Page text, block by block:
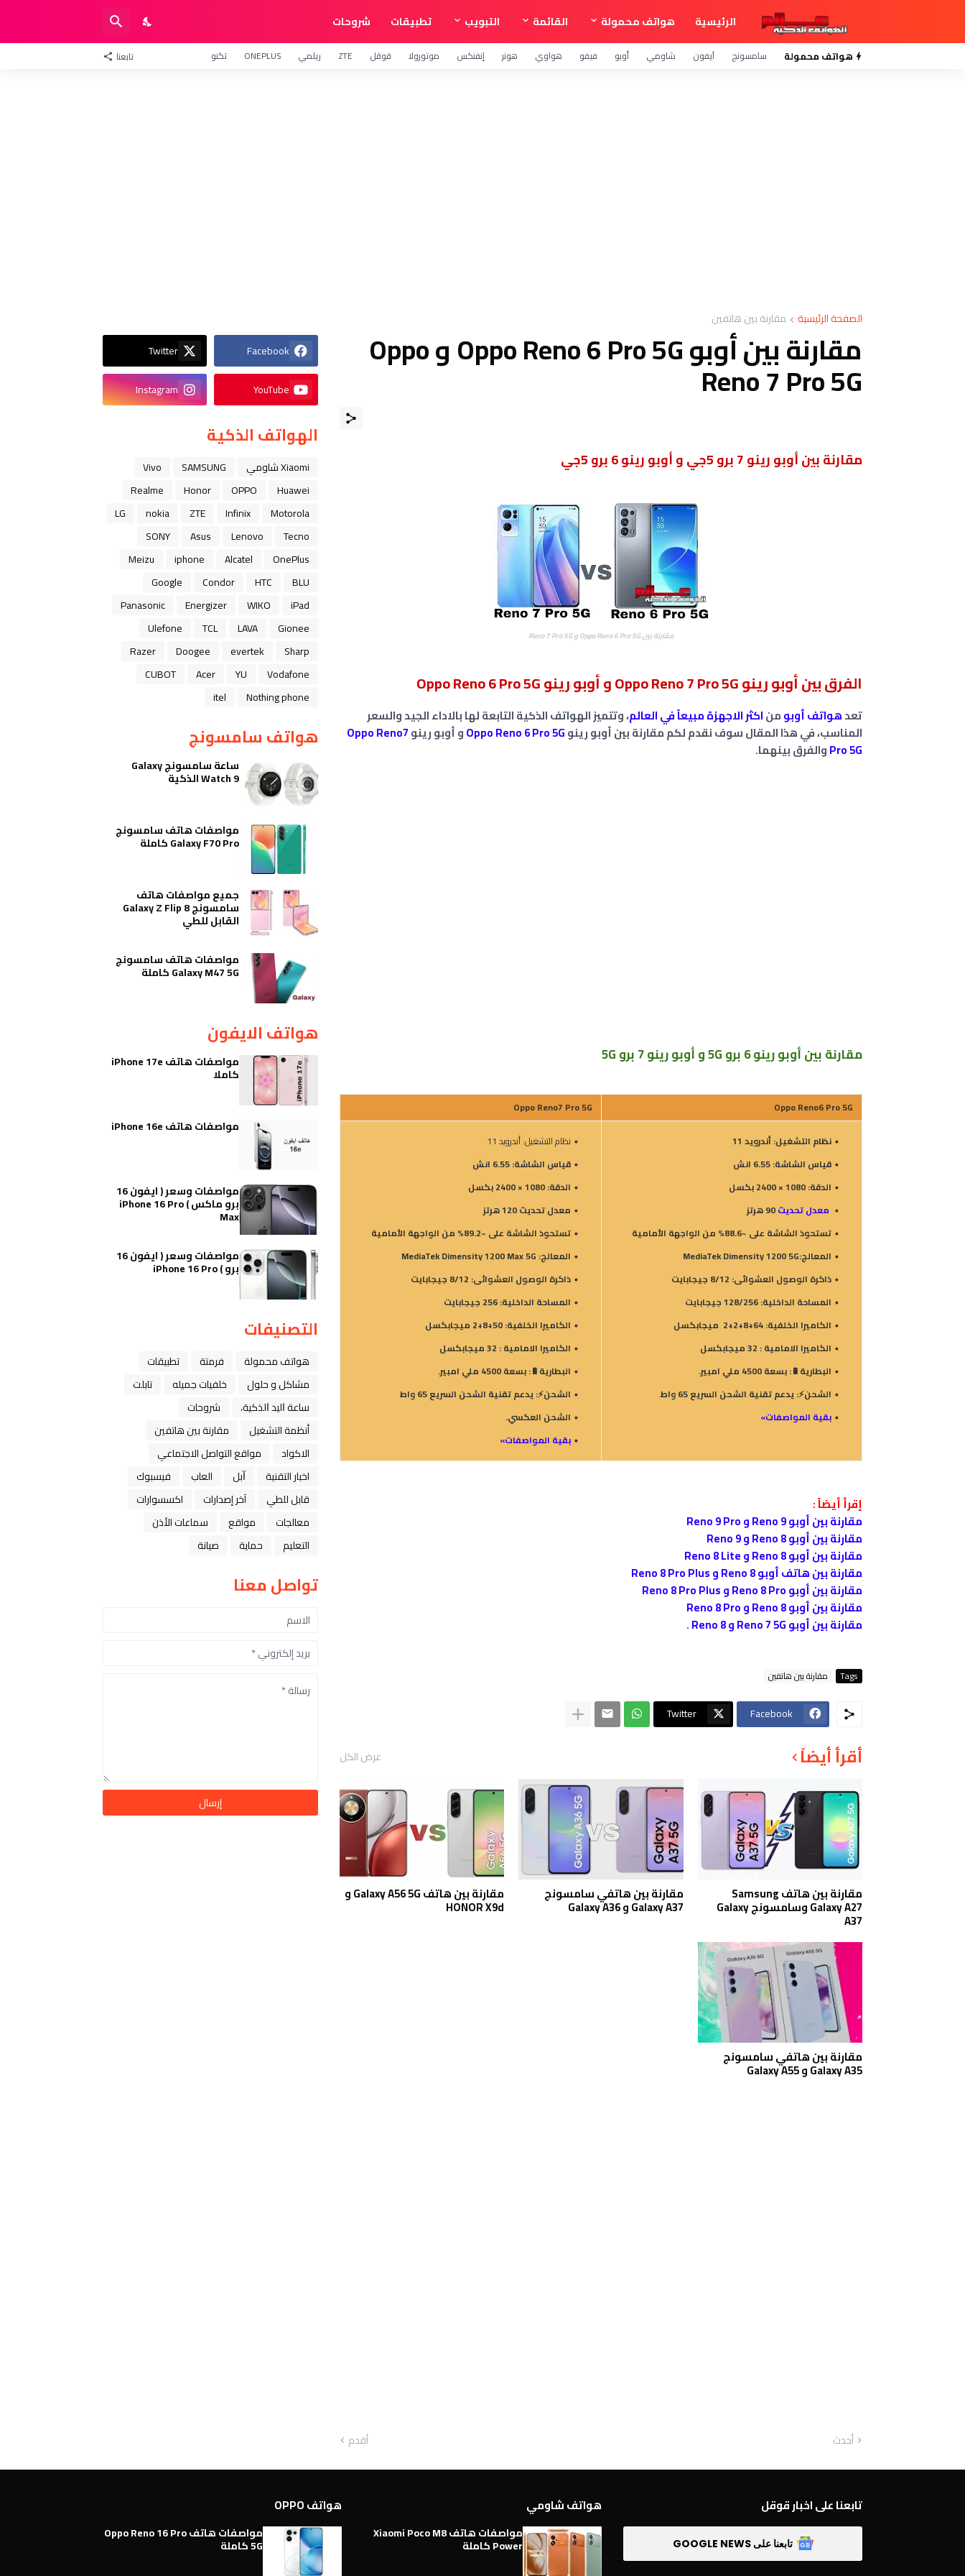
الرئيسية هواتف محمولة القائمة التبويب تطبيقات شروحات
هواتف محمولة سامسونج آيفون شاومي أوبو فيفو هواوي هونر إنفنكس موتورولا قوقل ZTE ريلمي ONEPLUS تكنو تابعنا
الصفحة الرئيسية مقارنة بين هاتفين
مقارنة بين أوبو Oppo Reno 6 Pro 5G و Oppo
Reno 7 Pro 5G
مقارنة بين أوبو رينو 7 برو 5جي و أوبو رينو 6 برو 5جي
مقارنة بين Oppo Reno 6 Pro 5G و Reno 7 Pro 5G
الفرق بين أوبو رينو Oppo Reno 7 Pro 5G و أوبو رينو Oppo Reno 6 Pro 5G
تعدهواتف أوبومناكثر الاجهزة مبيعاً في العالم، وتتميز الهواتف الذكية التابعة لها بالاداء الجيد والسعر
المناسب، في هذا المقال سوف نقدم لكم مقارنة بين أوبو رينوOppo Reno 6 Pro 5Gو أوبو رينوOppo Reno7
Pro 5Gوالفرق بينهما.
مقارنة بين أوبو رينو 6 برو 5G و أوبو رينو 7 برو 5G
Oppo Reno6 Pro 5G
Oppo Reno7 Pro 5G
نظام التشغيل: أندرويد 11
قياس الشاشة: 6.55 انش
الدقة: 1080 × 2400 بكسل
معدل تحديث90 هرتز
تستحوذ الشاشة على ~88.6% من الواجهة الأمامية
المعالج:MediaTek Dimensity 1200 5G
ذاكرة الوصول العشوائى: 8/12 جيجابايت
المساحة الداخلية: 128/256 جيجابايت
الكاميرا الخلفية: 64+8+2+2 ميجابكسل
الكاميرا الامامية : 32 ميجابكسل
البطارية🔋: بسعة 4500 ملي امبير.
الشحن⚡: يدعم تقنية الشحن السريع 65 واط
.
بقية المواصفات»
نظام التشغيل: أندرويد 11
قياس الشاشة: 6.55 انش
الدقة: 1080 × 2400 بكسل
معدل تحديث 120 هرتز
تستحوذ الشاشة على ~89.2% من الواجهة الأمامية
المعالج: MediaTek Dimensity 1200 Max 5G
ذاكرة الوصول العشوائى: 8/12 جيجابايت
المساحة الداخلية: 256 جيجابايت
الكاميرا الخلفية: 50+8+2 ميجابكسل
الكاميرا الامامية : 32 ميجابكسل
البطارية🔋: بسعة 4500 ملي امبير.
الشحن⚡: يدعم تقنية الشحن السريع 65 واط
الشحن العكسي.
بقية المواصفات»
إقرأ أيضاً :
مقارنة بين أوبو Reno 9 و Reno 9 Pro
مقارنة بين أوبو Reno 8 و Reno 9
مقارنة بين أوبو Reno 8 و Reno 8 Lite
مقارنة بين هاتف أوبو Reno 8 و Reno 8 Pro Plus
مقارنة بين أوبو Reno 8 Pro و Reno 8 Pro Plus
مقارنة بين أوبو Reno 8 و Reno 8 Pro
مقارنة بين أوبو Reno 7 5G و Reno 8
.
Tags مقارنة بين هاتفين
Facebook
Twitter
أقرأ أيضاً عرض الكل
مقارنة بين هاتف Samsung
Galaxy A27 وسامسونج Galaxy
A37
مقارنة بين هاتفي سامسونج
Galaxy A37 و Galaxy A36
مقارنة بين هاتف Galaxy A56 5G و
HONOR X9d
مقارنة بين هاتفي سامسونج
Galaxy A35 و Galaxy A55
أحدث أقدم
Facebook
Twitter
YouTube
Instagram
الهواتف الذكية
Xiaomi شاومي SAMSUNG
Vivo
Huawei
OPPO
Honor
Realme
Motorola
Infinix
ZTE
nokia
LG
Tecno
Lenovo
Asus
SONY
OnePlus
Alcatel
iphone
Meizu
BLU
HTC
Condor
Google
iPad
WIKO
Energizer
Panasonic
Gionee
LAVA
TCL
Ulefone
Sharp
evertek
Doogee
Razer
Vodafone
YU
Acer
CUBOT
Nothing phone
itel
هواتف سامسونج
ساعة سامسونج Galaxy
Watch 9 الذكية
مواصفات هاتف سامسونج
Galaxy F70 Pro كاملة
جميع مواصفات هاتف
سامسونج Galaxy Z Flip 8
القابل للطي
مواصفات هاتف سامسونج
Galaxy M47 5G كاملة
هواتف الايفون
مواصفات هاتف iPhone 17e
كاملا
مواصفات هاتف iPhone 16e
مواصفات وسعر ( ايفون 16
برو ماكس ) iPhone 16 Pro
Max
مواصفات وسعر ( ايفون 16
برو ) iPhone 16 Pro
التصنيفات
هواتف محمولة فرمتة
تطبيقات
مشاكل و حلول
خلفيات جميله
تابلت
ﺳﺎﻋﺔ ﺍﻟﻴﺪ ﺍﻟﺬﻛﻴﺔ،
شروحات
أنظمة التشغيل
مقارنة بين هاتفين
الاكواد
مواقع التواصل الاجتماعي
اخبار التقنية
ﺁﺑﻞ العاب
فيسبوك
قابل للطي
آخر إصدارات
اكسسوارات
معالجات
مواقع
سماعات الأذن
التعليم
حماية صيانة
تواصل معنا
تابعنا على اخبار قوقل
تابعنا على GOOGLE NEWS
هواتف شاومي
مواصفات هاتف Xiaomi Poco M8
Power كاملة
هواتف OPPO
مواصفات هاتف Oppo Reno 16 Pro
5G كاملة